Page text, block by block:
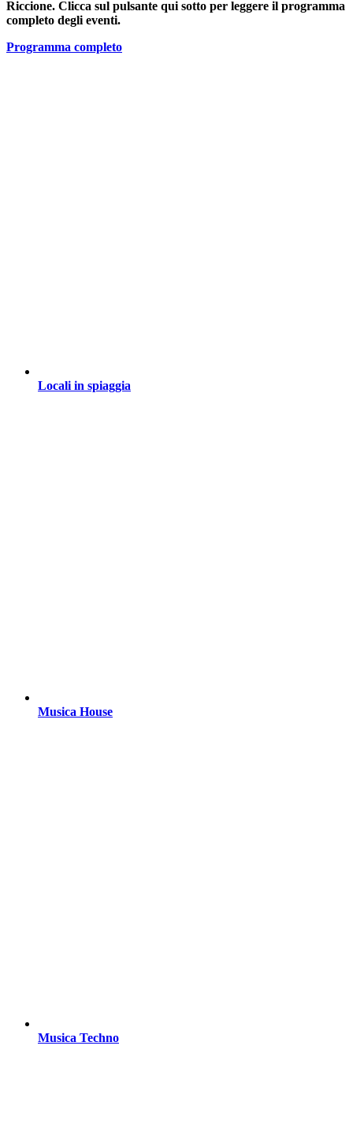
Riccione. Clicca sul pulsante qui sotto per leggere il programma
completo degli eventi.
Programma completo
Locali in spiaggia
Musica House
Musica Techno